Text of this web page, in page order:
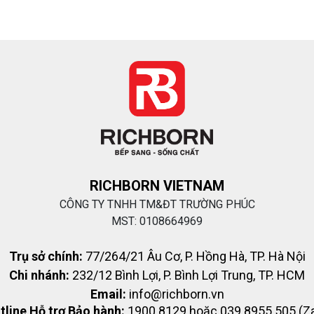
RICHBORN VIETNAM
CÔNG TY TNHH TM&ĐT TRƯỜNG PHÚC
MST: 0108664969
Trụ sở chính: 77/264/21 Âu Cơ, P. Hồng Hà, TP. Hà Nội
Chi nhánh: 232/12 Bình Lợi, P. Bình Lợi Trung, TP. HCM
Email: info@richborn.vn
Hỗ trợ Bảo hành: 1900 8129 hoặc 039 8955 505